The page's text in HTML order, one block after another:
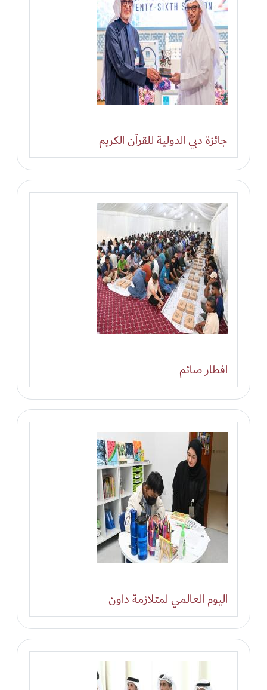
جائزة دبي الدولية للقرآن الكريم
افطار صائم
اليوم العالمي لمتلازمة داون